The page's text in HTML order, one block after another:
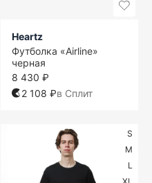
Heartz
Футболка «Airline»
черная
8 430 ₽
2 108 ₽в Сплит
S
M
L